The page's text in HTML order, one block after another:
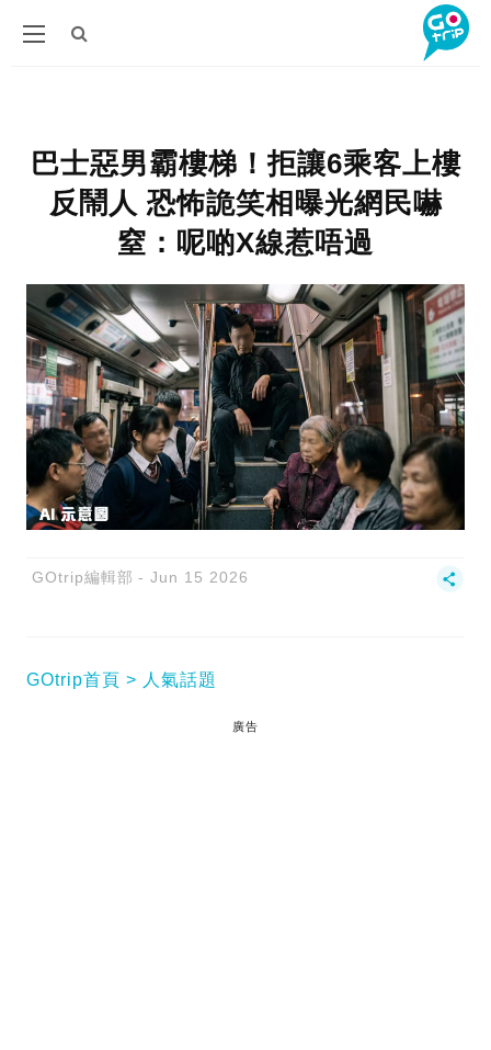
巴士惡男霸樓梯！拒讓6乘客上樓
反鬧人 恐怖詭笑相曝光網民嚇
窒：呢啲X線惹唔過
GOtrip編輯部 Jun 15 2026
GOtrip首頁 人氣話題
廣告